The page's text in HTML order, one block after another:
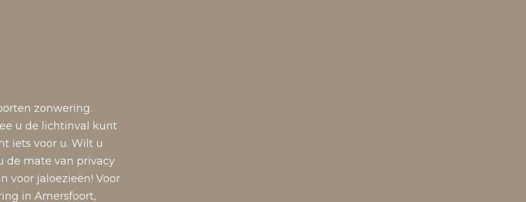
zonwering.
u de lichtinval kunt
iets voor u. Wilt u
de mate van privacy
voor jaloezieën! Voor
in Amersfoort,